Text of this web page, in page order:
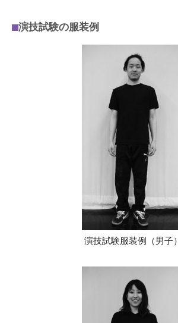
演技試験の服装例
演技試験服装例（男子）